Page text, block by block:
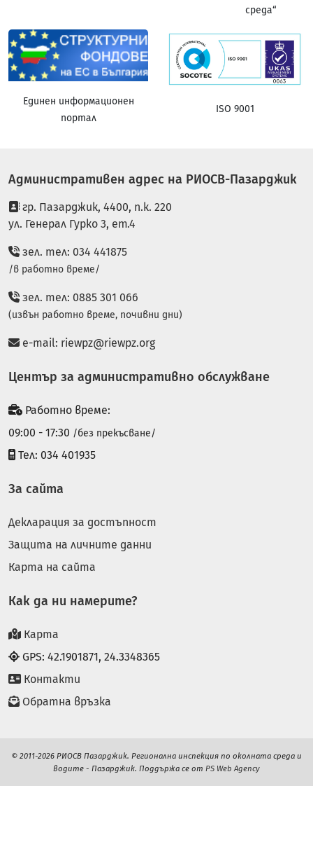
среда“
Единен информационен
портал
ISO 9001
Административен адрес на РИОСВ-Пазарджик
гр. Пазарджик, 4400, п.к. 220
ул. Генерал Гурко 3, ет.4
зел. тел: 034 441875
/в работно време/
зел. тел: 0885 301 066
(извън работно време, почивни дни)
e-mail: riewpz@riewpz.org
Център за административно обслужване
Работно време:
09:00 - 17:30 /без прекъсване/
Тел: 034 401935
За сайта
Декларация за достъпност
Защита на личните данни
Карта на сайта
Как да ни намерите?
Карта
GPS: 42.1901871, 24.3348365
Контакти
Обратна връзка
© 2011-2026 РИОСВ Пазарджик. Регионална инспекция по околната среда и
водите - Пазарджик. Поддържа се от PS Web Agency